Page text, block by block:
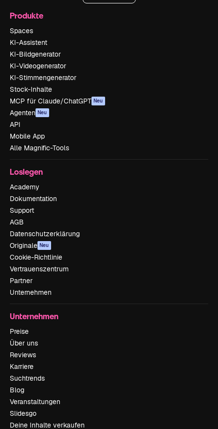
Produkte
Spaces
KI-Assistent
KI-Bildgenerator
KI-Videogenerator
KI-Stimmengenerator
Stock-Inhalte
MCP für Claude/ChatGPT Neu
Agenten Neu
API
Mobile App
Alle Magnific-Tools
Loslegen
Academy
Dokumentation
Support
AGB
Datenschutzerklärung
Originale Neu
Cookie-Richtlinie
Vertrauenszentrum
Partner
Unternehmen
Unternehmen
Preise
Über uns
Reviews
Karriere
Suchtrends
Blog
Veranstaltungen
Slidesgo
Deine Inhalte verkaufen